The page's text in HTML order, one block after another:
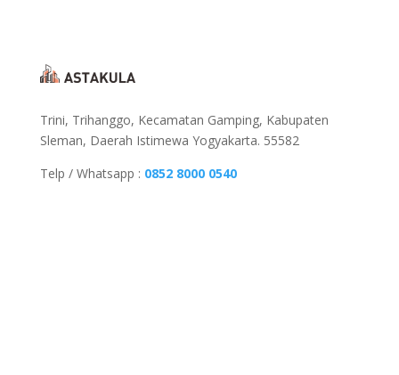
Trini, Trihanggo, Kecamatan Gamping, Kabupaten
Sleman, Daerah Istimewa Yogyakarta. 55582
Telp / Whatsapp : 0852 8000 0540